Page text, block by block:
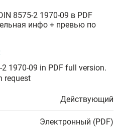
8575-2 1970-09 в PDF
инфо + превью по
1970-09 in PDF full version.
request
Действующий
Электронный (PDF)